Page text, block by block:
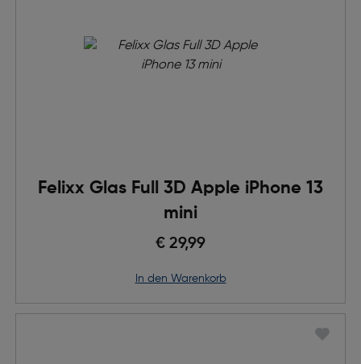
Felixx Glas Full 3D Apple iPhone 13
mini
€ 29,99
in den Warenkorb